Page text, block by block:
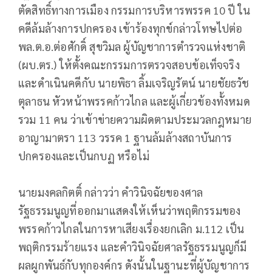
ตัดสิทธิ์ทางการเมือง กรรมการบริหารพรรค 10 ปี ใน
คดีล้มล้างการปกครอง เข้าร้องทุกข์กล่าวโทษไปต่อ
พล.ต.อ.ต่อศักดิ์ สุขวิมล ผู้บัญชาการตำรวจแห่งชาติ
(ผบ.ตร.) ให้ตั้งคณะกรรมการตรวจสอบข้อเท็จจริง
และดำเนินคดีกับ นายพิธา ลิ้มเจริญรัตน์ นายชัยธวัช
ตุลาธน หัวหน้าพรรคก้าวไกล และผู้เกี่ยวข้องทั้งหมด
รวม 11 คน ว่าเข้าข่ายความผิดตามประมวลกฎหมาย
อาญามาตรา 113 วรรค 1 ฐานล้มล้างสถาบันการ
ปกครองและเป็นกบฏ หรือไม่
นายมงคลกิตติ์ กล่าวว่า คำวินิจฉัยของศาล
รัฐธรรมนูญที่ออกมาแสดงให้เห็นว่าพฤติกรรมของ
พรรคก้าวไกลในการหาเสียงเรื่องยกเลิก ม.112 เป็น
พฤติกรรมร้ายแรง และคำวินิจฉัยศาลรัฐธรรมนูญก็มี
ผลผูกพันธ์กับทุกองค์กร ดังนั้นในฐานะที่ผู้บัญชาการ